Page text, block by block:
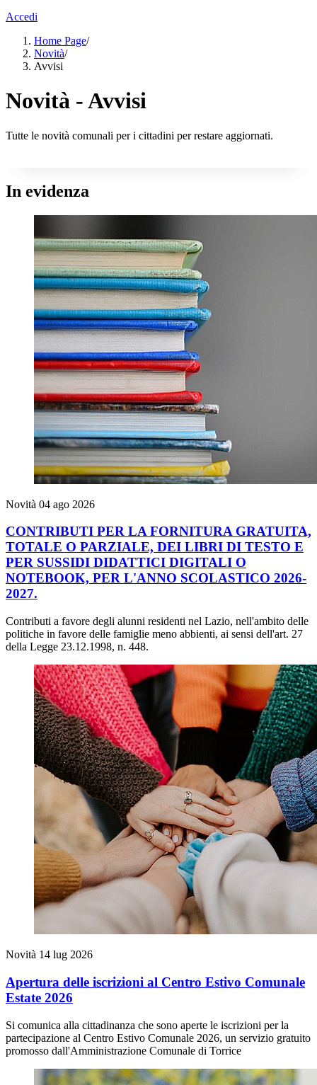
Accedi
Home Page/
Novità/
Avvisi
Novità - Avvisi
Tutte le novità comunali per i cittadini per restare aggiornati.
In evidenza
Novità 04 ago 2026
CONTRIBUTI PER LA FORNITURA GRATUITA,
TOTALE O PARZIALE, DEI LIBRI DI TESTO E
PER SUSSIDI DIDATTICI DIGITALI O
NOTEBOOK, PER L'ANNO SCOLASTICO 2026-
2027.
Contributi a favore degli alunni residenti nel Lazio, nell'ambito delle
politiche in favore delle famiglie meno abbienti, ai sensi dell'art. 27
della Legge 23.12.1998, n. 448.
Novità 14 lug 2026
Apertura delle iscrizioni al Centro Estivo Comunale
Estate 2026
Si comunica alla cittadinanza che sono aperte le iscrizioni per la
partecipazione al Centro Estivo Comunale 2026, un servizio gratuito
promosso dall'Amministrazione Comunale di Torrice